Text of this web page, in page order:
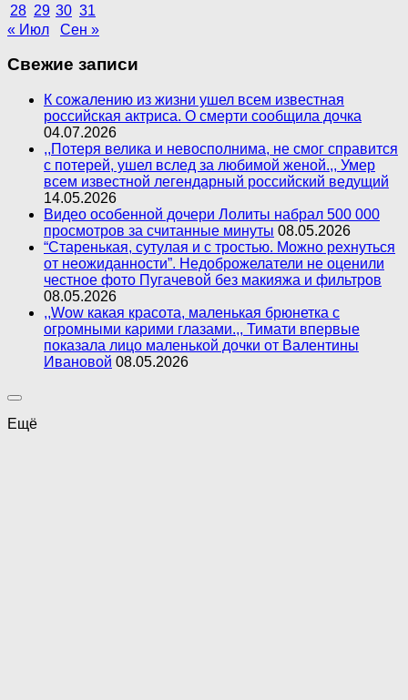
28 29 30 31
« Июл
Сен »
Свежие записи
К сожалению из жизни ушел всем известная
российская актриса. О смерти сообщила дочка
04.07.2026
,,Потеря велика и невосполнима, не смог справится
с потерей, ушел вслед за любимой женой.,, Умер
всем известной легендарный российский ведущий
14.05.2026
Видео особенной дочери Лолиты набрал 500 000
просмотров за считанные минуты 08.05.2026
“Старенькая, сутулая и с тростью. Можно рехнуться
от неожиданности”. Недоброжелатели не оценили
честное фото Пугачевой без макияжа и фильтров
08.05.2026
,,Wow какая красота, маленькая брюнетка с
огромными карими глазами.,, Тимати впервые
показала лицо маленькой дочки от Валентины
Ивановой 08.05.2026
Ещё